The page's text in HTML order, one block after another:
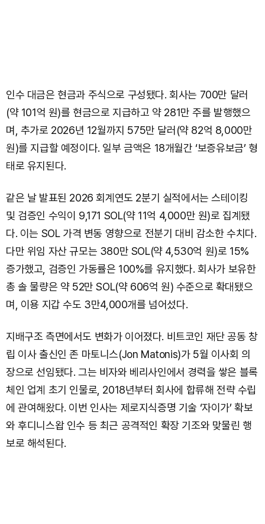
인수 대금은 현금과 주식으로 구성됐다. 회사는 700만 달러
(약 101억 원)를 현금으로 지급하고 약 281만 주를 발행했으
며, 추가로 2026년 12월까지 575만 달러(약 82억 8,000만
원)를 지급할 예정이다. 일부 금액은 18개월간 ‘보증유보금’ 형
태로 유지된다.
같은 날 발표된 2026 회계연도 2분기 실적에서는 스테이킹
및 검증인 수익이 9,171 SOL(약 11억 4,000만 원)로 집계됐
다. 이는 SOL 가격 변동 영향으로 전분기 대비 감소한 수치다.
다만 위임 자산 규모는 380만 SOL(약 4,530억 원)로 15%
증가했고, 검증인 가동률은 100%를 유지했다. 회사가 보유한
총 솔 물량은 약 52만 SOL(약 606억 원) 수준으로 확대됐으
며, 이용 지갑 수도 3만4,000개를 넘어섰다.
지배구조 측면에서도 변화가 이어졌다. 비트코인 재단 공동 창
립 이사 출신인 존 마토니스(Jon Matonis)가 5월 이사회 의
장으로 선임됐다. 그는 비자와 베리사인에서 경력을 쌓은 블록
체인 업계 초기 인물로, 2018년부터 회사에 합류해 전략 수립
에 관여해왔다. 이번 인사는 제로지식증명 기술 ‘자이가’ 확보
와 후디니스왑 인수 등 최근 공격적인 확장 기조와 맞물린 행
보로 해석된다.